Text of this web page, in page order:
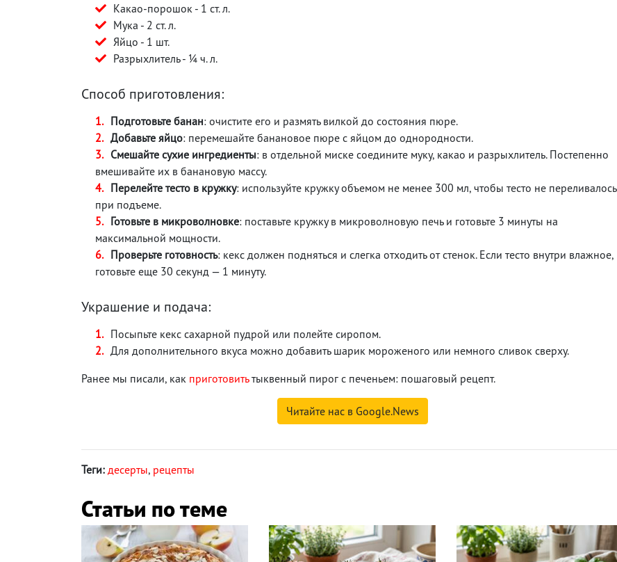
Какао-порошок - 1 ст. л.
Мука - 2 ст. л.
Яйцо - 1 шт.
Разрыхлитель - ¼ ч. л.
Способ приготовления:
Подготовьте банан: очистите его и размять вилкой до состояния пюре.
Добавьте яйцо: перемешайте банановое пюре с яйцом до однородности.
Смешайте сухие ингредиенты: в отдельной миске соедините муку, какао и разрыхлитель. Постепенно
вмешивайте их в банановую массу.
Перелейте тесто в кружку: используйте кружку объемом не менее 300 мл, чтобы тесто не переливалось
при подъеме.
Готовьте в микроволновке: поставьте кружку в микроволновую печь и готовьте 3 минуты на
максимальной мощности.
Проверьте готовность: кекс должен подняться и слегка отходить от стенок. Если тесто внутри влажное,
готовьте еще 30 секунд — 1 минуту.
Украшение и подача:
Посыпьте кекс сахарной пудрой или полейте сиропом.
Для дополнительного вкуса можно добавить шарик мороженого или немного сливок сверху.
Ранее мы писали, как приготовитьтыквенный пирог с печеньем: пошаговый рецепт.
Читайте нас в Google.News
Теги: десерты, рецепты
Статьи по теме